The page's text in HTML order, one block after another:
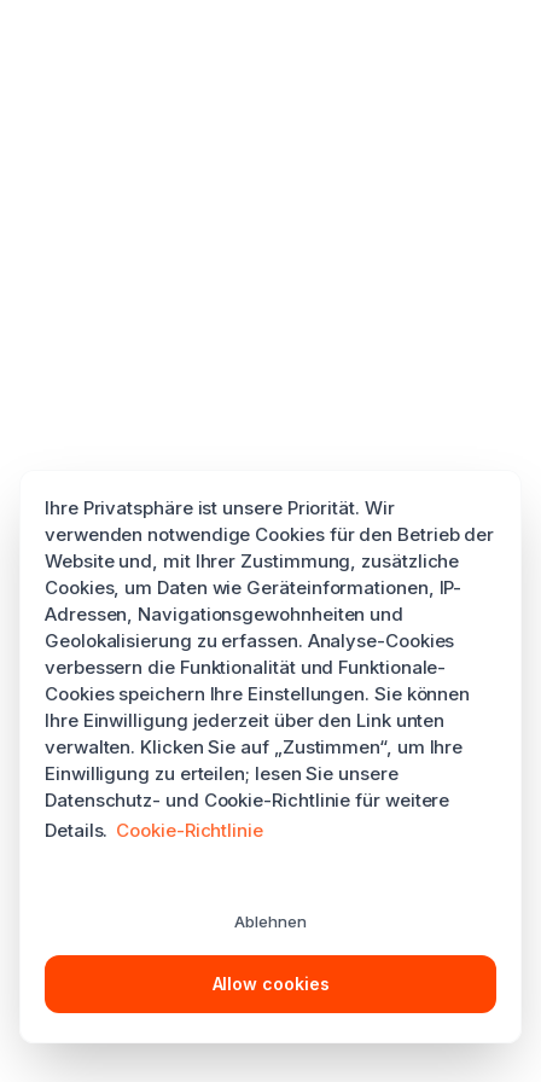
Ihre Privatsphäre ist unsere Priorität. Wir
verwenden notwendige Cookies für den Betrieb der
Website und, mit Ihrer Zustimmung, zusätzliche
Cookies, um Daten wie Geräteinformationen, IP-
Adressen, Navigationsgewohnheiten und
Geolokalisierung zu erfassen. Analyse-Cookies
verbessern die Funktionalität und Funktionale-
Cookies speichern Ihre Einstellungen. Sie können
Ihre Einwilligung jederzeit über den Link unten
verwalten. Klicken Sie auf „Zustimmen“, um Ihre
Einwilligung zu erteilen; lesen Sie unsere
Datenschutz- und Cookie-Richtlinie für weitere
Details. Cookie-Richtlinie
Ablehnen
Allow cookies